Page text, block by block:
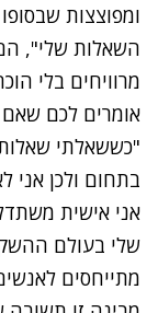
ומפוצצות
השאלות שלי",
מרוויחים בלי
אומרים לכם שאם
"כששאלתי
בתחום ולכן אני
אני אישית
שלי בעולם
מתייחסים